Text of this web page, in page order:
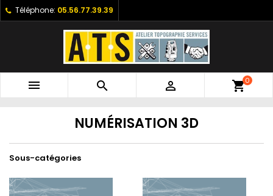
Téléphone: 05.56.77.39.39
   shopping_cart0
NUMÉRISATION 3D
Sous-catégories